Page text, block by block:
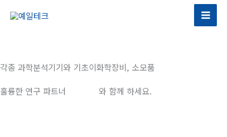
건
너
뛰
각종 과학분석기기와 기초이화학장비, 소모품
훌륭한 연구 파트너
와 함께 하세요.